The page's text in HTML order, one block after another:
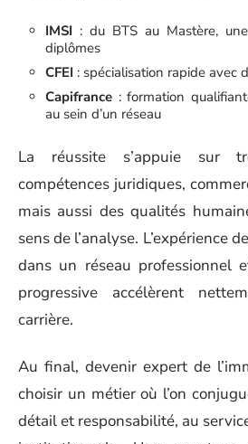
IMSI : du BTS au Mastère,
diplômes
CFEI : spécialisation rapide avec
Capifrance : formation
au sein d’un réseau
La réussite s’appuie sur
compétences juridiques,
mais aussi des qualités
sens de l’analyse. L’expérience
dans un réseau professionnel
progressive accélèrent
carrière.
Au final, devenir expert de
choisir un métier où l’on
détail et responsabilité, au